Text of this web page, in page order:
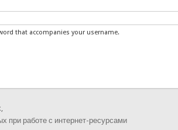
that accompanies your username.
при работе с интернет-ресурсами